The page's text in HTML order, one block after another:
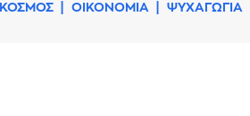
ΚΟΣΜΟΣ ΟΙΚΟΝΟΜΙΑ ΨΥΧΑΓΩΓΙΑ